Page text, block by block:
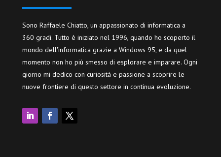
Sono Raffaele Chiatto, un appassionato di informatica a
360 gradi. Tutto è iniziato nel 1996, quando ho scoperto il
mondo dell'informatica grazie a Windows 95, e da quel
momento non ho più smesso di esplorare e imparare. Ogni
giorno mi dedico con curiosità e passione a scoprire le
nuove frontiere di questo settore in continua evoluzione.